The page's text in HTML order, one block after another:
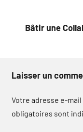
Bâtir une
Laisser un
Votre adresse e-mail
obligatoires sont